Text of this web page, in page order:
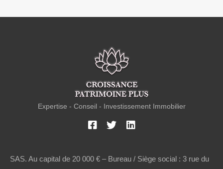
Expertise - Conseil - Investissement Immobilier
SAS. Au capital de 20 000 € – Bureau / Siège social : 3 rue du